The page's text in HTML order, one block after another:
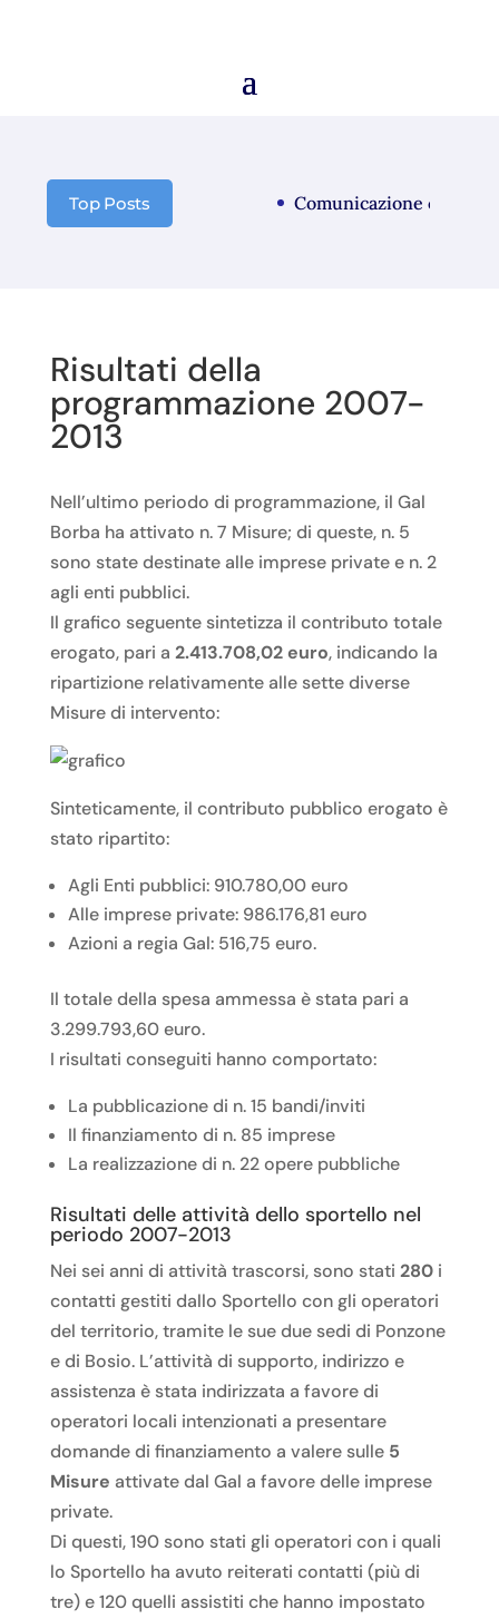
Top Posts Comunicazione
Risultati della
programmazione 2007-
2013
Nell’ultimo periodo di programmazione, il Gal
Borba ha attivato n. 7 Misure; di queste, n. 5
sono state destinate alle imprese private e n. 2
agli enti pubblici.
Il grafico seguente sintetizza il contributo totale
erogato, pari a 2.413.708,02 euro, indicando la
ripartizione relativamente alle sette diverse
Misure di intervento:
Sinteticamente, il contributo pubblico erogato è
stato ripartito:
Agli Enti pubblici: 910.780,00 euro
Alle imprese private: 986.176,81 euro
Azioni a regia Gal: 516,75 euro.
Il totale della spesa ammessa è stata pari a
3.299.793,60 euro.
I risultati conseguiti hanno comportato:
La pubblicazione di n. 15 bandi/inviti
Il finanziamento di n. 85 imprese
La realizzazione di n. 22 opere pubbliche
Risultati delle attività dello sportello nel
periodo 2007-2013
Nei sei anni di attività trascorsi, sono stati 280i
contatti gestiti dallo Sportello con gli operatori
del territorio, tramite le sue due sedi di Ponzone
e di Bosio. L’attività di supporto, indirizzo e
assistenza è stata indirizzata a favore di
operatori locali intenzionati a presentare
domande di finanziamento a valere sulle 5
Misure attivate dal Gal a favore delle imprese
private.
Di questi, 190 sono stati gli operatori con i quali
lo Sportello ha avuto reiterati contatti (più di
tre) e 120 quelli assistiti che hanno impostato